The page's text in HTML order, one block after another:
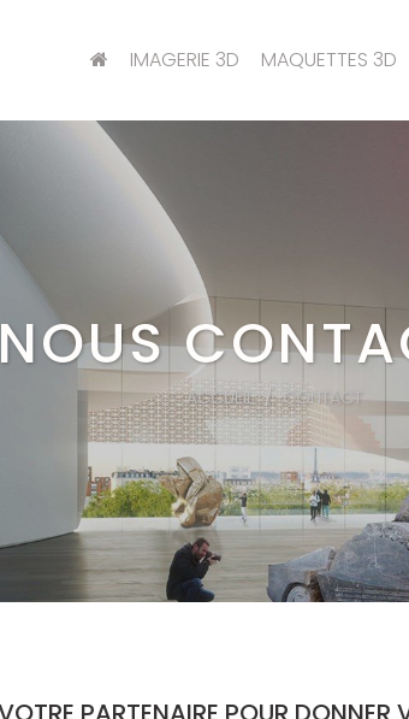
IMAGERIE 3D MAQUETTES 3D
NOUS
ACCUEIL CONTACT